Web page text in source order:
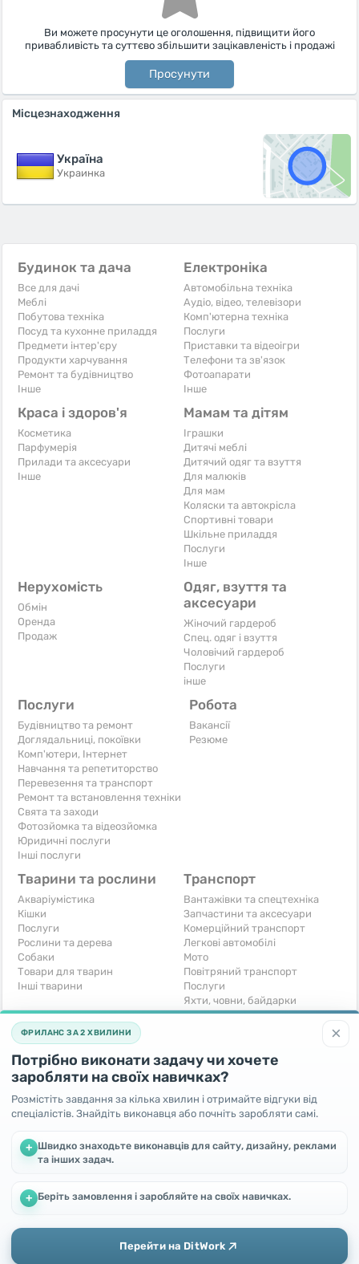
Ви можете просунути це оголошення, підвищити його
привабливість та суттєво збільшити зацікавленість і продажі
Просунути
Місцезнаходження
Україна
Украинка
Будинок та дача
Все для дачі
Меблі
Побутова техніка
Посуд та кухонне приладдя
Предмети інтер'єру
Продукти харчування
Ремонт та будівництво
Iнше
Електроніка
Автомобільна техніка
Аудіо, відео, телевізори
Комп'ютерна техніка
Послуги
Приставки та відеоігри
Телефони та зв'язок
Фотоапарати
Iнше
Краса і здоров'я
Косметика
Парфумерія
Прилади та аксесуари
Iнше
Мамам та дітям
Іграшки
Дитячі меблі
Дитячий одяг та взуття
Для малюків
Для мам
Коляски та автокрісла
Спортивні товари
Шкільне приладдя
Послуги
Iнше
Нерухомість
Обмін
Оренда
Продаж
Одяг, взуття та
аксесуари
Жіночий гардероб
Спец. одяг і взуття
Чоловічий гардероб
Послуги
інше
Послуги
Будівництво та ремонт
Доглядальниці, покоївки
Комп'ютери, Інтернет
Навчання та репетиторство
Перевезення та транспорт
Ремонт та встановлення техніки
Свята та заходи
Фотозйомка та відеозйомка
Юридичні послуги
Інші послуги
Робота
Вакансії
Резюме
Тварини та рослини
Акваріумістика
Кішки
Послуги
Рослини та дерева
Собаки
Товари для тварин
Інші тварини
Транспорт
Вантажівки та спецтехніка
Запчастини та аксесуари
Комерційний транспорт
Легкові автомобілі
Мото
Повітряний транспорт
Послуги
Яхти, човни, байдарки
Інші транспортні засоби
Хобі та відпочинок
Книги та журнали
Музичні інструменти
Полювання та рибальство
Спорт і відпочинок
Iнше
Готовий бізнес
Устаткування для бізнесу
Iнше
Безкоштовно
Віддам безкоштовно
Прийму в дар
×
ФРИЛАНС ЗА 2 ХВИЛИНИ
Потрібно виконати задачу чи хочете
заробляти на своїх навичках?
Розмістіть завдання за кілька хвилин і отримайте відгуки від
спеціалістів. Знайдіть виконавця або почніть заробляти самі.
+ Швидко знаходьте виконавців для сайту, дизайну, реклами
та інших задач.
+ Беріть замовлення і заробляйте на своїх навичках.
Перейти на DitWork
Ми використовуємо файли cookie, щоб покращити роботу та